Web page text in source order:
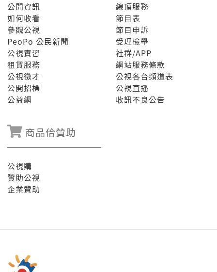
公開資訊
如何收看
參觀公視
PeoPo 公民新聞
公視實習
租賃服務
公視徵才
公開招標
公益網
線頂服務
節目表
節目申訴
受理檢舉
社群/APP
網站服務條款
公視各台頻道表
公視直播
收訊不良公告
商品佮贊助
公視購
贊助公視
企業贊助